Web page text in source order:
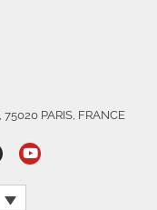
PARIS, FRANCE